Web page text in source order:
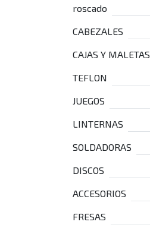
roscado
CABEZALES
CAJAS Y MALETAS
TEFLON
JUEGOS
LINTERNAS
SOLDADORAS
DISCOS
ACCESORIOS
FRESAS